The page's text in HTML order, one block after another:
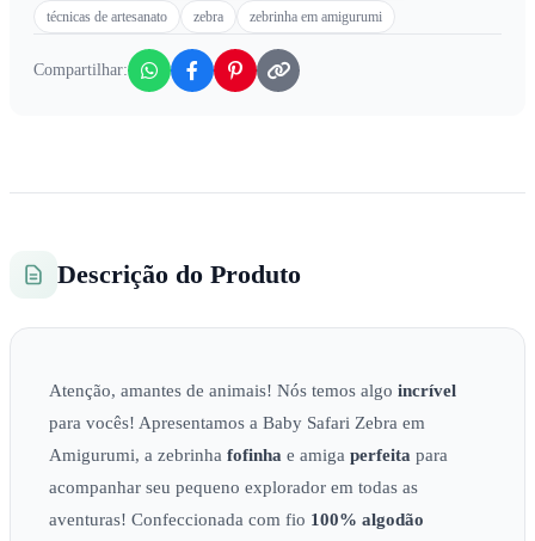
técnicas de artesanato
zebra zebrinha em amigurumi
Compartilhar:
Descrição do Produto
Atenção, amantes de animais! Nós temos algo incrível
para vocês! Apresentamos a Baby Safari Zebra em
Amigurumi, a zebrinha fofinha e amiga perfeita para
acompanhar seu pequeno explorador em todas as
aventuras! Confeccionada com fio 100% algodão